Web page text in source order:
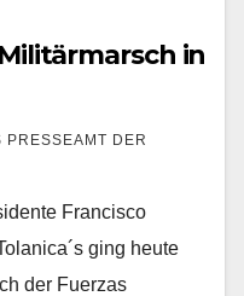
in
PRESSEAMT DER
Francisco
ging heute
der Fuerzas